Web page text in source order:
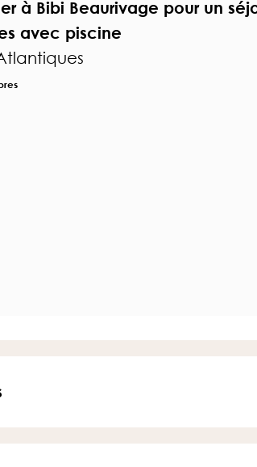
à Bibi Beaurivage pour un
avec piscine